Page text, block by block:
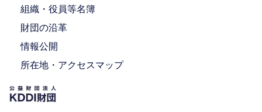
組織・役員等名簿
財団の沿革
情報公開
所在地・アクセスマップ